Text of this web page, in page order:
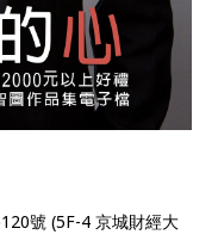
號 (5F-4 京城財經大